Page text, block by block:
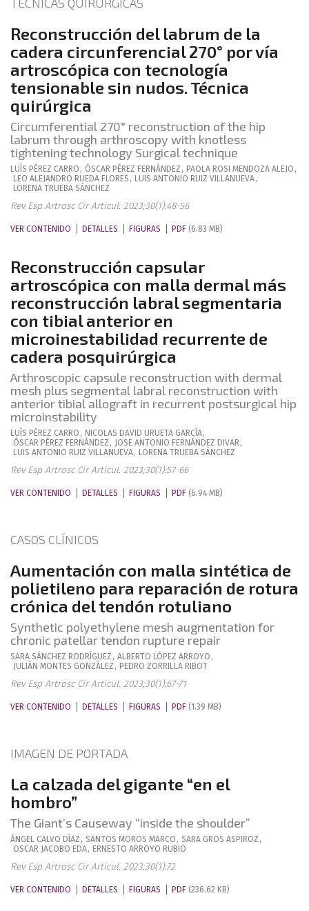
Reconstrucción del labrum de la
cadera circunferencial 270° por vía
artroscópica con tecnología
tensionable sin nudos. Técnica
quirúrgica
Circumferential 270° reconstruction of the hip
labrum through arthroscopy with knotless
tightening technology Surgical technique
LUÍS PÉREZ CARRO , ÓSCAR PÉREZ FERNÁNDEZ , PAOLA ROSI MENDOZA ALEJO ,
LEO ALEJANDRO RUEDA FLORES , LUIS ANTONIO RUIZ VILLANUEVA,
LORENA TRUEBA SÁNCHEZ
Rev Esp Artrosc Cir Articul. 2023;30(1):48-56
VER CONTENIDO DETALLES FIGURAS PDF (6.83 MB)
Reconstrucción capsular
artroscópica con malla dermal más
reconstrucción labral segmentaria
con tibial anterior en
microinestabilidad recurrente de
cadera posquirúrgica
Arthroscopic capsule reconstruction with dermal
mesh plus segmental labral reconstruction with
anterior tibial allograft in recurrent postsurgical hip
microinstability
LUÍS PÉREZ CARRO , NICOLAS DAVID URUETA GARCÍA,
ÓSCAR PÉREZ FERNÁNDEZ , JOSE ANTONIO FERNÁNDEZ DIVAR,
LUIS ANTONIO RUIZ VILLANUEVA, LORENA TRUEBA SÁNCHEZ
Rev Esp Artrosc Cir Articul. 2023;30(1):57-66
VER CONTENIDO DETALLES FIGURAS PDF (6.94 MB)
CASOS CLÍNICOS
Aumentación con malla sintética de
polietileno para reparación de rotura
crónica del tendón rotuliano
Synthetic polyethylene mesh augmentation for
chronic patellar tendon rupture repair
SARA SÁNCHEZ RODRÍGUEZ , ALBERTO LÓPEZ ARROYO ,
JULIÁN MONTES GONZÁLEZ , PEDRO ZORRILLA RIBOT
Rev Esp Artrosc Cir Articul. 2023;30(1):67-71
VER CONTENIDO DETALLES FIGURAS PDF (1.39 MB)
IMAGEN DE PORTADA
La calzada del gigante “en el
hombro”
The Giant’s Causeway “inside the shoulder”
ÁNGEL CALVO DÍAZ , SANTOS MOROS MARCO , SARA GROS ASPIROZ ,
OSCAR JACOBO EDA, ERNESTO ARROYO RUBIO
Rev Esp Artrosc Cir Articul. 2023;30(1):72
VER CONTENIDO DETALLES FIGURAS PDF (236.62 KB)